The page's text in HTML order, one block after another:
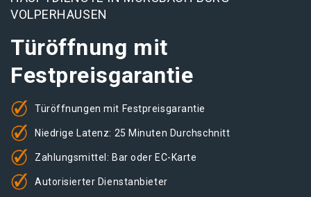
VOLPERHAUSEN
Türöffnung mit
Festpreisgarantie
Türöffnungen mit Festpreisgarantie
Niedrige Latenz: 25 Minuten Durchschnitt
Zahlungsmittel: Bar oder EC-Karte
Autorisierter Dienstanbieter